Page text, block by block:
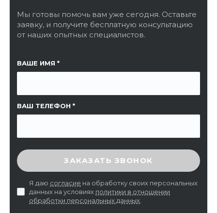
Мы готовы помочь вам уже сегодня. Оставьте
заявку, и получите бесплатную консультацию
от наших опытных специалистов.
ВАШЕ ИМЯ
ВАШ ТЕЛЕФОН
ССЫЛКА НА СТРАНИЦУ
ВВЕДИТЕ ПРОВЕРОЧНЫЙ КОД
ЗАКАЗАТЬ ЗВОНОК
Я даю согласие на обработку своих персональных
данных на условиях политики в отношении
обработки персональных данных.